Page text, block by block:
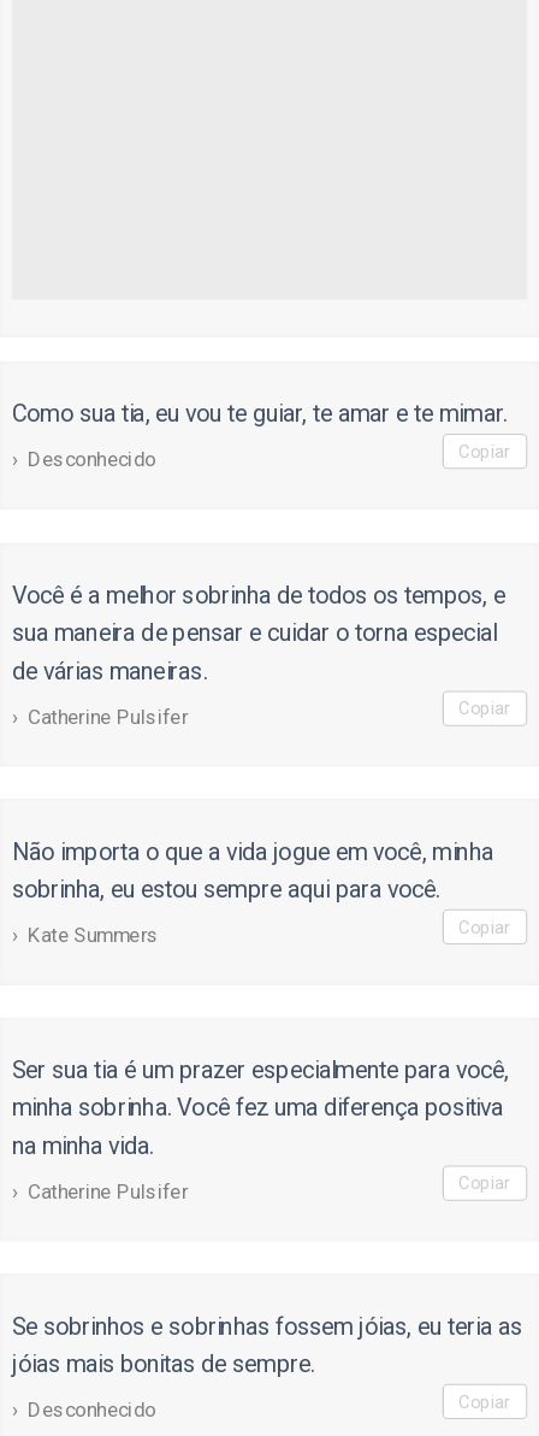
Como sua tia, eu vou te guiar, te amar e te mimar.
Desconhecido Copiar
Você é a melhor sobrinha de todos os tempos, e
sua maneira de pensar e cuidar o torna especial
de várias maneiras.
Catherine Pulsifer Copiar
Não importa o que a vida jogue em você, minha
sobrinha, eu estou sempre aqui para você.
Kate Summers Copiar
Ser sua tia é um prazer especialmente para você,
minha sobrinha. Você fez uma diferença positiva
na minha vida.
Catherine Pulsifer Copiar
Se sobrinhos e sobrinhas fossem jóias, eu teria as
jóias mais bonitas de sempre.
Desconhecido Copiar